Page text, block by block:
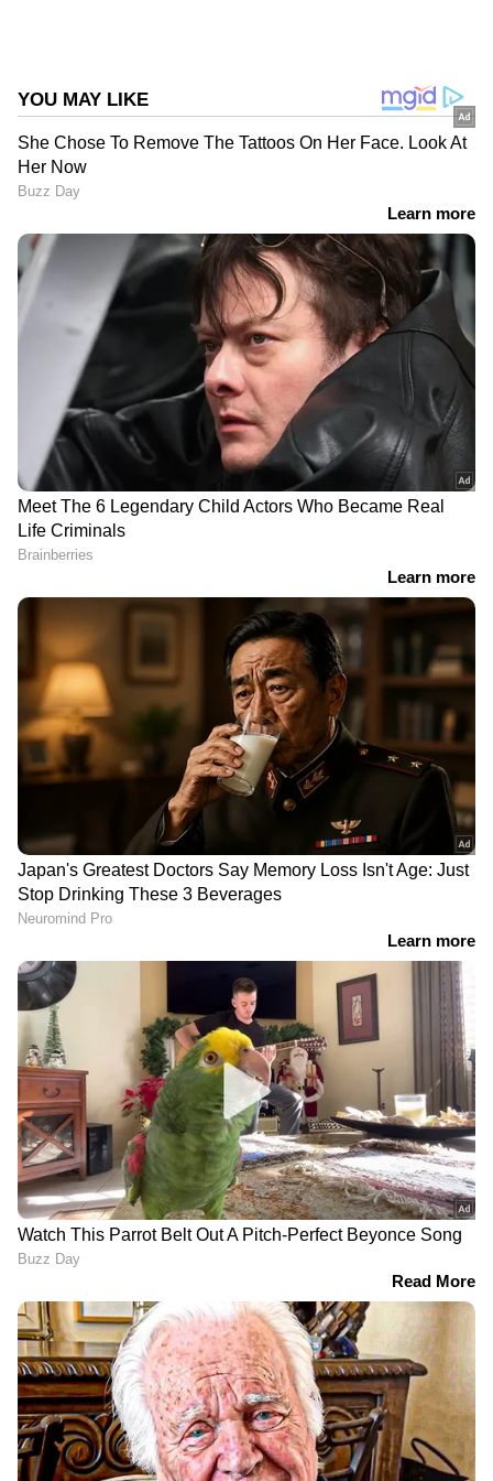
അഭ്യര്‍ഥിച്ച് രംഗത്ത് എത്തിയിരുന്നു
നിര്‍മാതാക്കള്‍. സിനിമയെ നമുക്ക്
വിലമതിക്കാം എന്നായിരുന്നു ചിത്രത്തിന്റെ
നിര്‍മാതാക്കള്‍ പുറത്തുവിട്ട കുറിപ്പില്‍
വ്യക്തമാക്കിയത്. കലാസൃഷ്‍ടിയില്‍ നമുക്ക്
മതിപ്പുണ്ടാകണം. അപ്‍ഡേറ്റുകളില്‍
സ്‍പോയിലറുകള്‍ നല്‍കരുത്. സിനിമാ
പ്രേക്ഷകരുടെ കാഴ്‍ചാനുഭവം
നശിപ്പിക്കരുതെന്നും പറയുകയാണ്
നിര്‍മാതാക്കള്‍. സിനിമയുടെ ഉള്ളടക്കം നമുക്ക്
പുറത്തുവിടാതിരിക്കാം. സിനിമയുടെ വിജയം
നമുക്ക് ഒന്നിച്ച് ആഘോഷിക്കാം എന്നും
നിര്‍മാതാക്കള്‍ കുറിപ്പില്‍ വ്യക്തമാക്കുന്നു.